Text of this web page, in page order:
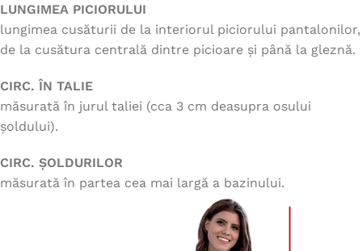
LUNGIMEA PICIORULUI
lungimea cusăturii de la interiorul piciorului pantalonilor,
de la cusătura centrală dintre picioare și până la gleznă.
CIRC. ÎN TALIE
măsurată în jurul taliei (cca 3 cm deasupra osului
șoldului).
CIRC. ȘOLDURILOR
măsurată în partea cea mai largă a bazinului.